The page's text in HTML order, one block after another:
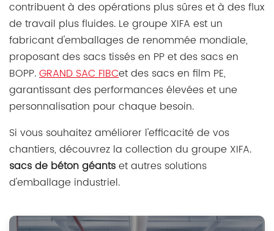
contribuent à des opérations plus sûres et à des flux
de travail plus fluides. Le groupe XIFA est un
fabricant d'emballages de renommée mondiale,
proposant des sacs tissés en PP et des sacs en
BOPP.GRAND SAC FIBCet des sacs en film PE,
garantissant des performances élevées et une
personnalisation pour chaque besoin.
Si vous souhaitez améliorer l'efficacité de vos
chantiers, découvrez la collection du groupe XIFA.
sacs de béton géantset autres solutions
d'emballage industriel.